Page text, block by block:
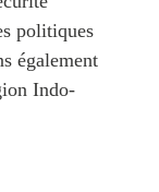
politiques
également
Indo-